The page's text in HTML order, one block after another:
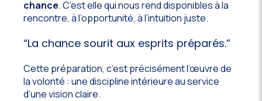
chance. C’est elle qui nous rend disponibles à la
rencontre, à l’opportunité, à l’intuition juste.
“La chance sourit aux esprits préparés.”
Cette préparation, c’est précisément l’œuvre de
la volonté : une discipline intérieure au service
d’une vision claire.